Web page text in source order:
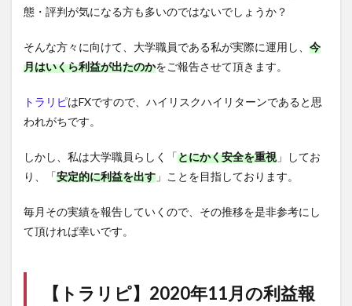
態・評判が気になる方も多いのではないでしょうか？
そんな方々に向けて、大学職員である私が実際に運用し、 今
月はいくら利益が出たのかをご報告させて頂きます。
トラリピはFXですので、ハイリスクハイリターンであると思
われがちです。
しかし、私は大学職員らしく「とにかく安全を重視 」してお
り、「安定的に利益を出す 」ことを目指しております。
毎月その実績を報告していくので、その推移を是非参考にし
て頂ければ幸いです。
【 トラリピ】2020年11月の利益報